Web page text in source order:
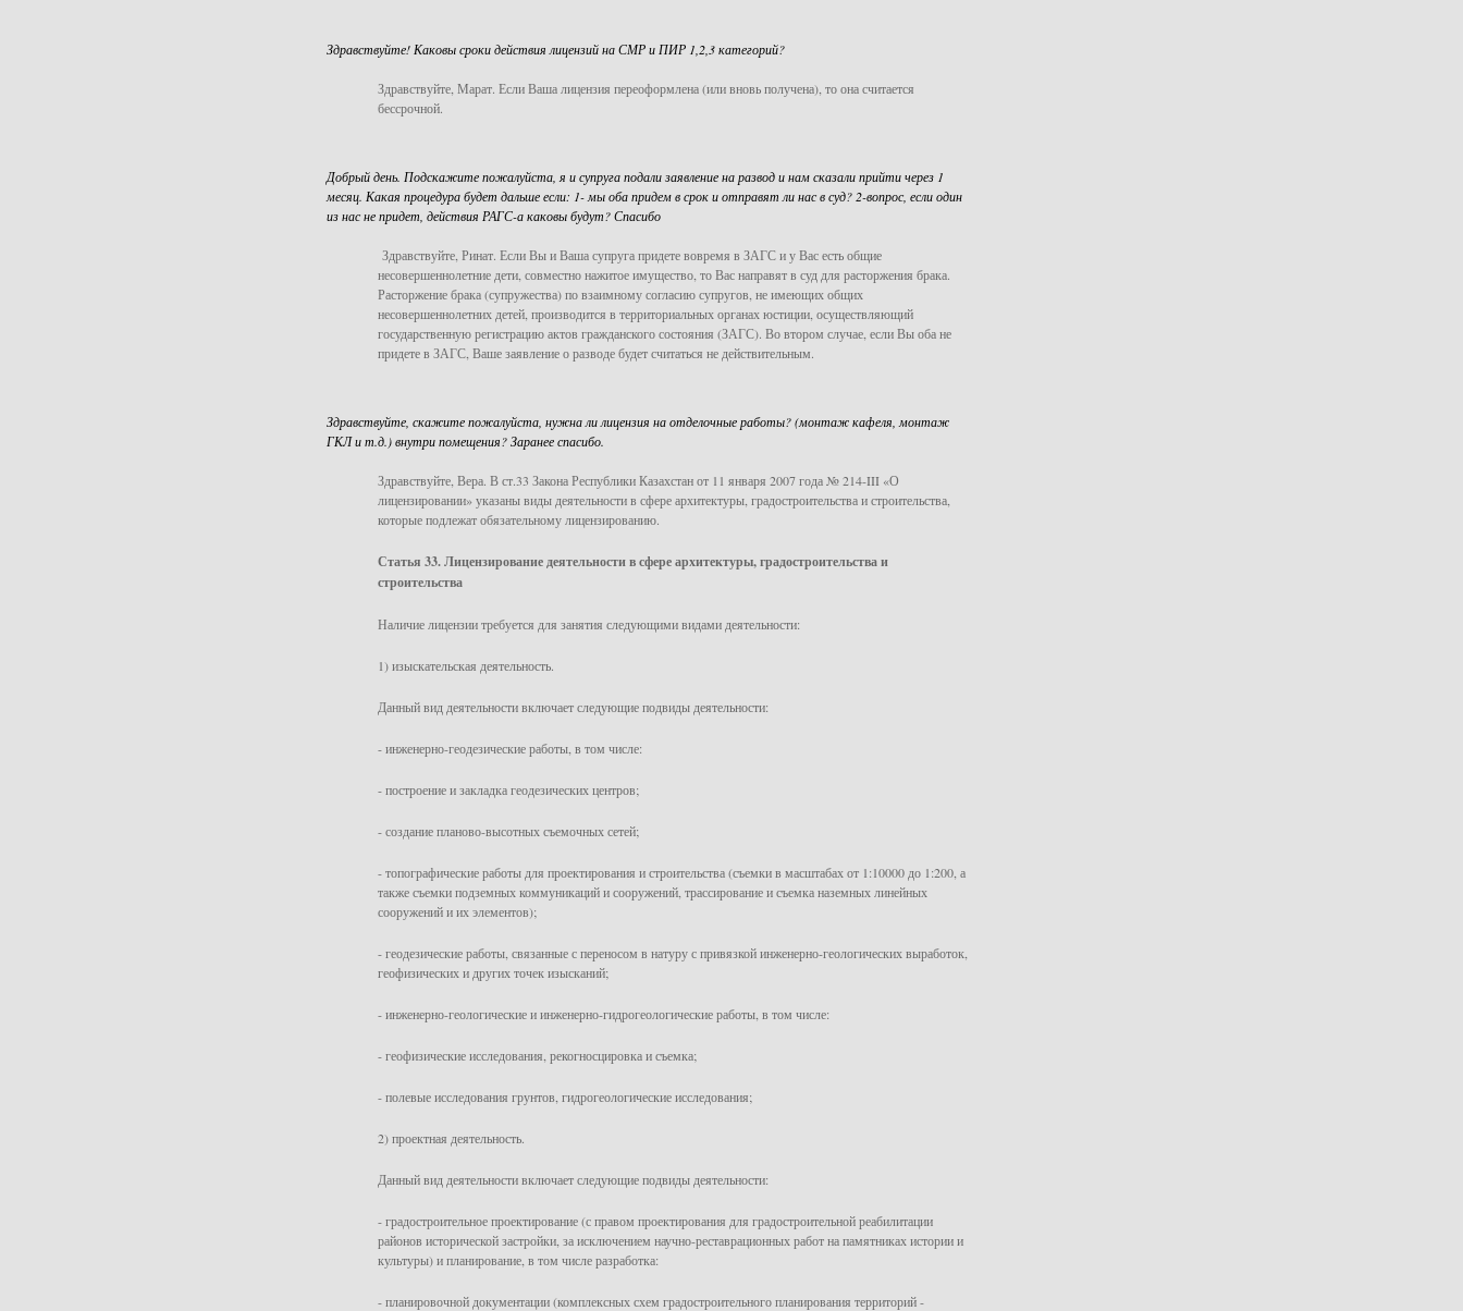
Здравствуйте! Каковы сроки действия лицензий на СМР и ПИР 1,2,3 категорий?
Здравствуйте, Марат. Если Ваша лицензия переоформлена (или вновь получена), то она считается
бессрочной.
Добрый день. Подскажите пожалуйста, я и супруга подали заявление на развод и нам сказали прийти через 1
месяц. Какая процедура будет дальше если: 1- мы оба придем в срок и отправят ли нас в суд? 2-вопрос, если один
из нас не придет, действия РАГС-а каковы будут? Спасибо
Здравствуйте, Ринат. Если Вы и Ваша супруга придете вовремя в ЗАГС и у Вас есть общие
несовершеннолетние дети, совместно нажитое имущество, то Вас направят в суд для расторжения брака.
Расторжение брака (супружества) по взаимному согласию супругов, не имеющих общих
несовершеннолетних детей, производится в территориальных органах юстиции, осуществляющий
государственную регистрацию актов гражданского состояния (ЗАГС). Во втором случае, если Вы оба не
придете в ЗАГС, Ваше заявление о разводе будет считаться не действительным.
Здравствуйте, скажите пожалуйста, нужна ли лицензия на отделочные работы? (монтаж кафеля, монтаж
ГКЛ и т.д.) внутри помещения? Заранее спасибо.
Здравствуйте, Вера. В ст.33 Закона Республики Казахстан от 11 января 2007 года № 214-III «О
лицензировании» указаны виды деятельности в сфере архитектуры, градостроительства и строительства,
которые подлежат обязательному лицензированию.
Статья 33. Лицензирование деятельности в сфере архитектуры, градостроительства и
строительства
Наличие лицензии требуется для занятия следующими видами деятельности:
1) изыскательская деятельность.
Данный вид деятельности включает следующие подвиды деятельности:
- инженерно-геодезические работы, в том числе:
- построение и закладка геодезических центров;
- создание планово-высотных съемочных сетей;
- топографические работы для проектирования и строительства (съемки в масштабах от 1:10000 до 1:200, а
также съемки подземных коммуникаций и сооружений, трассирование и съемка наземных линейных
сооружений и их элементов);
- геодезические работы, связанные с переносом в натуру с привязкой инженерно-геологических выработок,
геофизических и других точек изысканий;
- инженерно-геологические и инженерно-гидрогеологические работы, в том числе:
- геофизические исследования, рекогносцировка и съемка;
- полевые исследования грунтов, гидрогеологические исследования;
2) проектная деятельность.
Данный вид деятельности включает следующие подвиды деятельности:
- градостроительное проектирование (с правом проектирования для градостроительной реабилитации
районов исторической застройки, за исключением научно-реставрационных работ на памятниках истории и
культуры) и планирование, в том числе разработка:
- планировочной документации (комплексных схем градостроительного планирования территорий -